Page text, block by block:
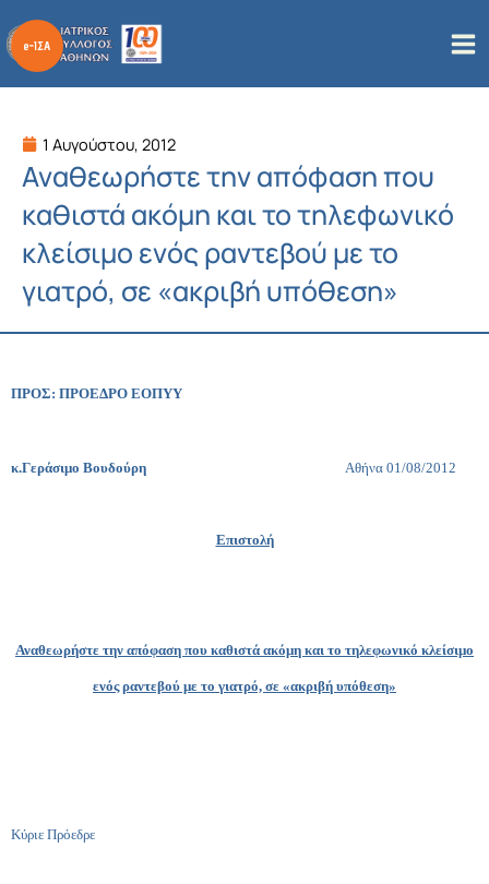
στο
περιεχόμενο
1 Αυγούστου, 2012
Αναθεωρήστε την απόφαση που
καθιστά ακόμη και το τηλεφωνικό
κλείσιμο ενός ραντεβού με το
γιατρό, σε «ακριβή υπόθεση»
ΠΡΟΣ: ΠΡΟΕΔΡΟ ΕΟΠΥΥ
κ.Γεράσιμο Βουδούρη Αθήνα 01/08/2012
Επιστολή
Αναθεωρήστε την απόφαση που καθιστά ακόμη και το τηλεφωνικό κλείσιμο
ενός ραντεβού με το γιατρό, σε «ακριβή υπόθεση»
Κύριε Πρόεδρε